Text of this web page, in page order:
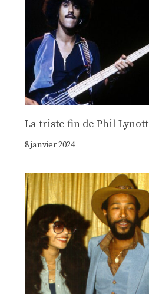
La triste fin de Phil Lynott
8 janvier 2024